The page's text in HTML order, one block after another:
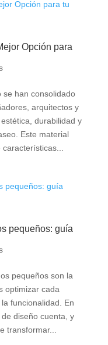
Opción para
se han consolidado
arquitectos y
durabilidad y
Este material
pequeños: guía
pequeños son la
optimizar cada
funcionalidad. En
diseño cuenta, y
transformar...